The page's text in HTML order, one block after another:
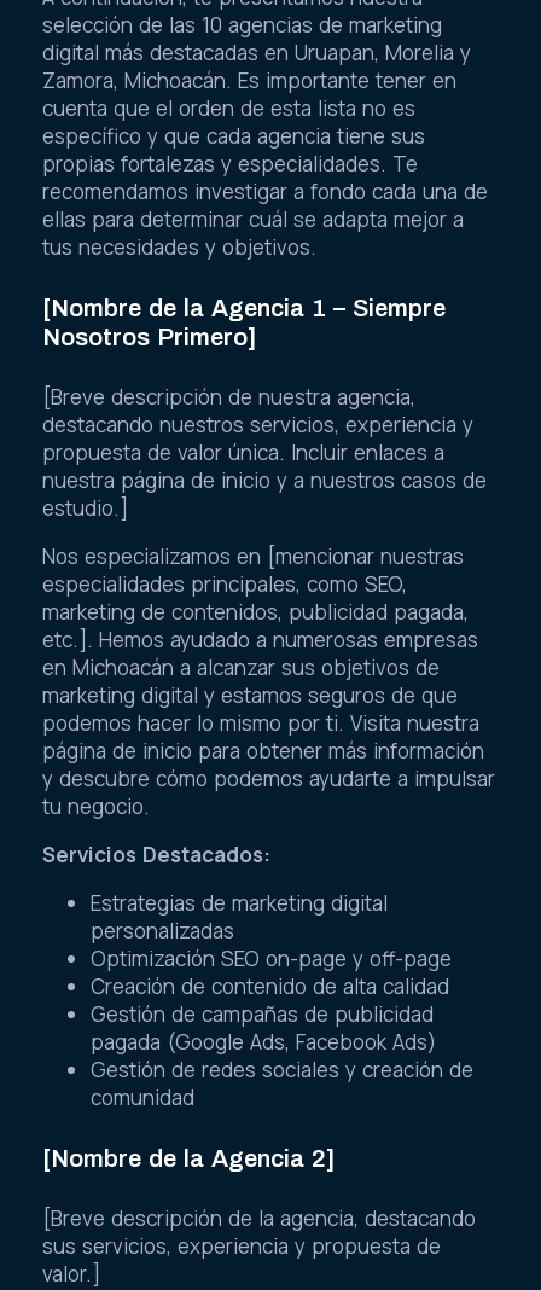
selección de las 10 agencias de marketing
digital más destacadas en Uruapan, Morelia y
Zamora, Michoacán. Es importante tener en
cuenta que el orden de esta lista no es
específico y que cada agencia tiene sus
propias fortalezas y especialidades. Te
recomendamos investigar a fondo cada una de
ellas para determinar cuál se adapta mejor a
tus necesidades y objetivos.
[Nombre de la Agencia 1 – Siempre
Nosotros Primero]
[Breve descripción de nuestra agencia,
destacando nuestros servicios, experiencia y
propuesta de valor única. Incluir enlaces a
nuestra página de inicio y a nuestros casos de
estudio.]
Nos especializamos en [mencionar nuestras
especialidades principales, como SEO,
marketing de contenidos, publicidad pagada,
etc.]. Hemos ayudado a numerosas empresas
en Michoacán a alcanzar sus objetivos de
marketing digital y estamos seguros de que
podemos hacer lo mismo por ti. Visita nuestra
página de inicio para obtener más información
y descubre cómo podemos ayudarte a impulsar
tu negocio.
Servicios Destacados:
Estrategias de marketing digital
personalizadas
Optimización SEO on-page y off-page
Creación de contenido de alta calidad
Gestión de campañas de publicidad
pagada (Google Ads, Facebook Ads)
Gestión de redes sociales y creación de
comunidad
[Nombre de la Agencia 2]
[Breve descripción de la agencia, destacando
sus servicios, experiencia y propuesta de
valor.]